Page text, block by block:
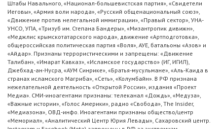
Штабы Навального, «Национал-большевистская партия», «Свидетели
Иеговы», «Армия воли народа», «Русский общенациональный союз»,
«Движение против нелегальной иммиграции», «Правый сектор», УНА-
УНСО, УПА, «Тризуб им. Степана Бандеры», «Мизантропик дивижн»,
«Меджлис крымскотатарского народа», движение «Артподготовка»,
общероссийская политическая партия «Воля», АУЕ, батальоны «Азов» и
«Айдар». Признаны террористическими и запрещены: «Движение
Талибан», «Имарат Кавказ», «Исламское государство» (ИГ, ИГИЛ),
Джебхад-ан-Нусра, «АУМ Синрике», «Братья-мусульмане», «Аль-Каида в
странах исламского Магриба», «Сеть», «Колумбайн». В РФ признана
нежелательной деятельность «Открытой России», издания «Проект
Медиа». СМИ-иноагентами признаны: телеканал «Дождь», «Медуза»,
«Важные истории», «Голос Америки», радио «Свобода», The Insider,
«Медиазона», ОВД-инфо. Иноагентами признаны общество/центр
«Мемориал», «Аналитический Центр Юрия Левады», Сахаровский центр.